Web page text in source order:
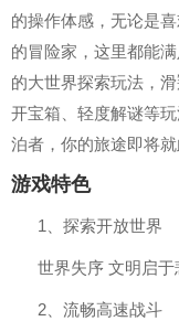
的操作体感，无论是
的冒险家，这里都能
的大世界探索玩法，
开宝箱、轻度解谜等
泊者，你的旅途即将就
游戏特色
1、探索开放世界
世界失序 文明启于
2、流畅高速战斗